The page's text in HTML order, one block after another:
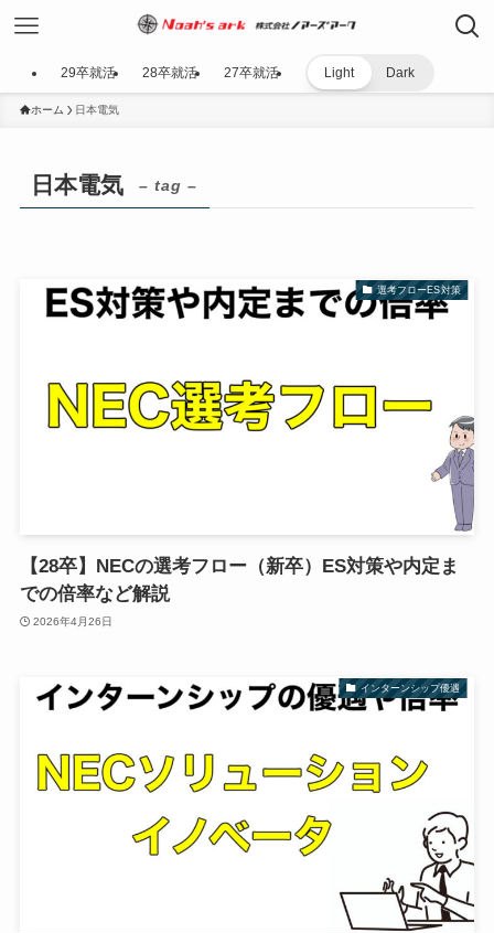
29卒就活 28卒就活 27卒就活 Light Dark
ホーム 日本電気
日本電気 – tag –
選考フローES対策
【28卒】NECの選考フロー（新卒）ES対策や内定ま
での倍率など解説
2026年4月26日
インターンシップ優遇